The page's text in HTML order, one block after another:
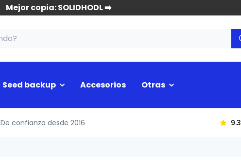
Mejor copia: SOLIDHODL ➡️
Seed backup Accesorios Otras
De confianza desde 2016 9.3